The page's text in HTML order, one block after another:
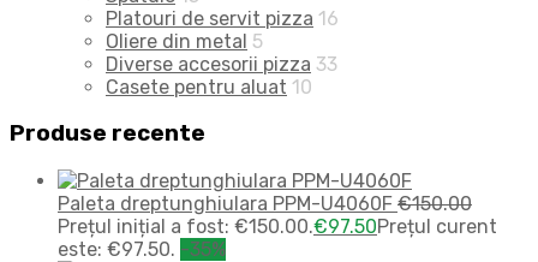
Platouri de servit pizza 16
Oliere din metal 5
Diverse accesorii pizza 33
Casete pentru aluat 10
Produse recente
Paleta dreptunghiulara PPM-U4060F €150.00
Prețul inițial a fost: €150.00.€97.50Prețul curent
este: €97.50. -35%